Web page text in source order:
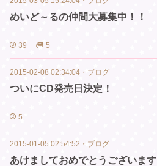
めいど～るの仲間大募集中！！
39 5
2015-02-08 02:34:04 ・ ブログ
ついにCD発売日決定！
5
2015-01-05 02:54:52 ・ ブログ
あけましておめでとうございます